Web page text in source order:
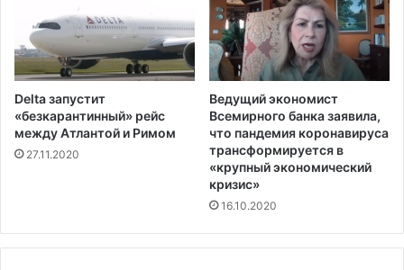
Delta запустит
«безкарантинный» рейс
между Атлантой и Римом
27.11.2020
Ведущий экономист
Всемирного банка заявила,
что пандемия коронавируса
трансформируется в
«крупный экономический
кризис»
16.10.2020